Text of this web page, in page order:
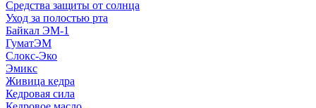
Средства защиты от солнца
Уход за полостью рта
Байкал ЭМ-1
ГуматЭМ
Слокс-Эко
Эмикс
Живица кедра
Кедровая сила